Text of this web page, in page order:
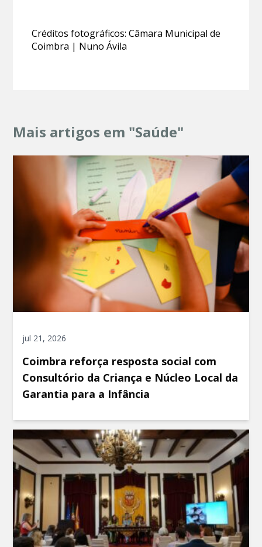
Créditos fotográficos: Câmara Municipal de
Coimbra | Nuno Ávila
Mais artigos em "Saúde"
jul 21, 2026
Coimbra reforça resposta social com
Consultório da Criança e Núcleo Local da
Garantia para a Infância